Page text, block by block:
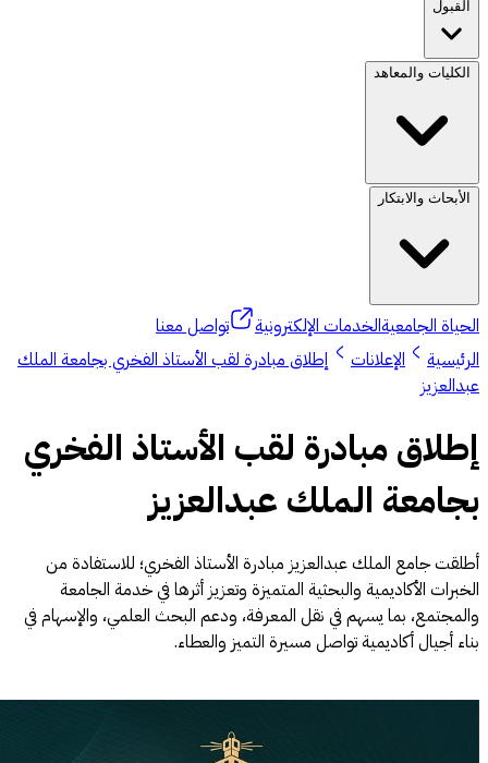
القبول
الكليات والمعاهد
الأبحاث والابتكار
الجامعيةالخدمات الإلكترونية
تواصل معنا
الإعلانات
إطلاق مبادرة لقب الأستاذ الفخري بجامعة الملك
مبادرة لقب الأستاذ الفخري
الملك عبدالعزيز
جامع الملك عبدالعزيز مبادرة الأستاذ الفخري؛ للاستفادة من
الأكاديمية والبحثية المتميزة وتعزيز أثرها في خدمة الجامعة
بما يسهم في نقل المعرفة، ودعم البحث العلمي، والإسهام في
أجيال أكاديمية تواصل مسيرة التميز والعطاء.